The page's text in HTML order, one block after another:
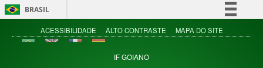
BRASIL
Simplifique!
ACESSIBILIDADE ALTO CONTRASTE MAPA DO SITE
IF GOIANO